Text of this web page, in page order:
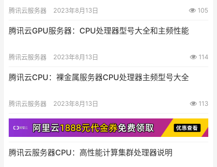
腾讯云服务器 2023年8月13日 105
腾讯云GPU服务器：CPU处理器型号大全和主频性能
腾讯云服务器 2023年8月13日 114
腾讯云CPU：裸金属服务器CPU处理器主频型号大全
腾讯云服务器 2023年8月13日 113
腾讯云服务器CPU：高性能计算集群处理器说明